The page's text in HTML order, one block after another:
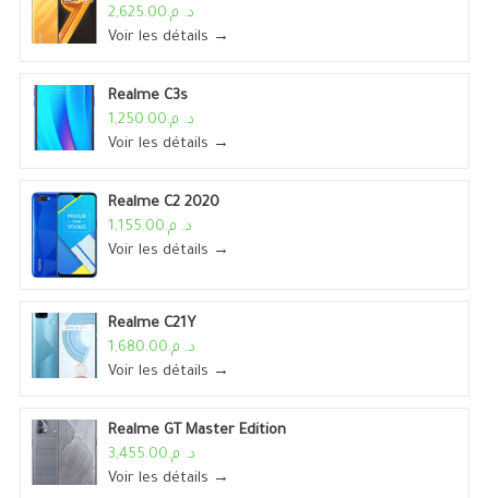
د. م.2,625.00
Voir les détails →
Realme C3s
د. م.1,250.00
Voir les détails →
Realme C2 2020
د. م.1,155.00
Voir les détails →
Realme C21Y
د. م.1,680.00
Voir les détails →
Realme GT Master Edition
د. م.3,455.00
Voir les détails →